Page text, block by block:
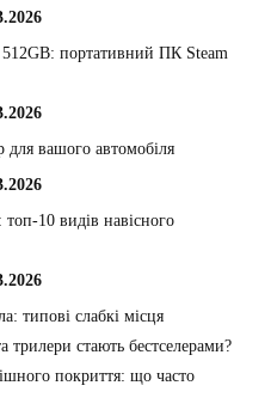
портативний ПК Steam
вашого автомобіля
10 видів навісного
типові слабкі місця
трилери стають бестселерами?
покриття: що часто